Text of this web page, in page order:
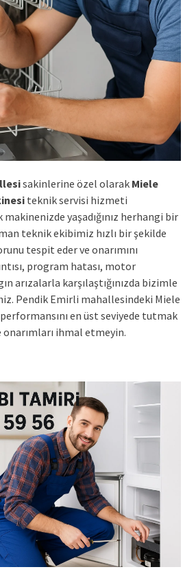
sakinlerine özel olarak Miele
teknik servisi hizmeti
makinenizde yaşadığınız herhangi bir
teknik ekibimiz hızlı bir şekilde
tespit eder ve onarımını
program hatası, motor
arızalarla karşılaştığınızda bizimle
Pendik Emirli mahallesindeki Miele
en üst seviyede tutmak
onarımları ihmal etmeyin.